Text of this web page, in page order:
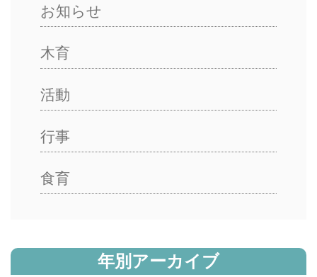
お知らせ
木育
活動
行事
食育
年別アーカイブ